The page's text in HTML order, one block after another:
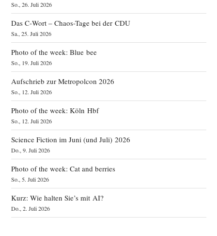
So., 26. Juli 2026
Das C‑Wort – Chaos-Tage bei der CDU
Sa., 25. Juli 2026
Photo of the week: Blue bee
So., 19. Juli 2026
Aufschrieb zur Metropolcon 2026
So., 12. Juli 2026
Photo of the week: Köln Hbf
So., 12. Juli 2026
Science Fiction im Juni (und Juli) 2026
Do., 9. Juli 2026
Photo of the week: Cat and berries
So., 5. Juli 2026
Kurz: Wie halten Sie’s mit AI?
Do., 2. Juli 2026